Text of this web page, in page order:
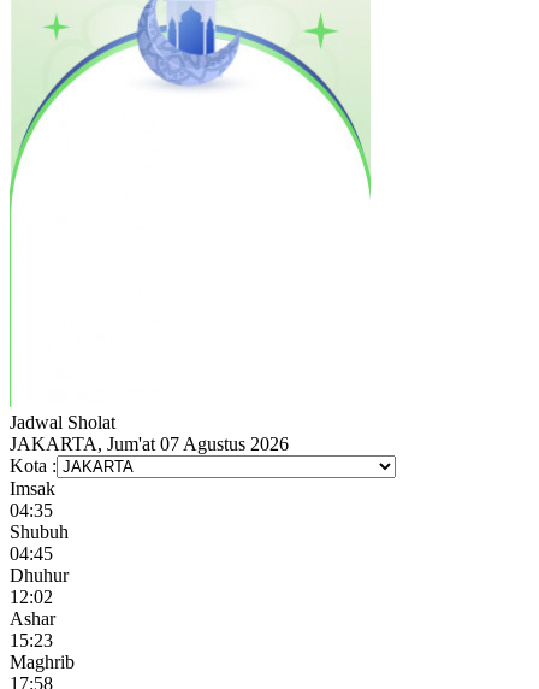
Jadwal Sholat
JAKARTA, Jum'at 07 Agustus 2026
Kota :
Imsak
04:35
Shubuh
04:45
Dhuhur
12:02
Ashar
15:23
Maghrib
17:58